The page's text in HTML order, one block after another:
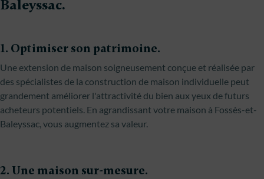
Baleyssac.
1. Optimiser son patrimoine.
Une extension de maison soigneusement conçue et réalisée par
des spécialistes de la construction de maison individuelle peut
grandement améliorer l'attractivité du bien aux yeux de futurs
acheteurs potentiels. En agrandissant votre maison à Fossès-et-
Baleyssac, vous augmentez sa valeur.
2. Une maison sur-mesure.